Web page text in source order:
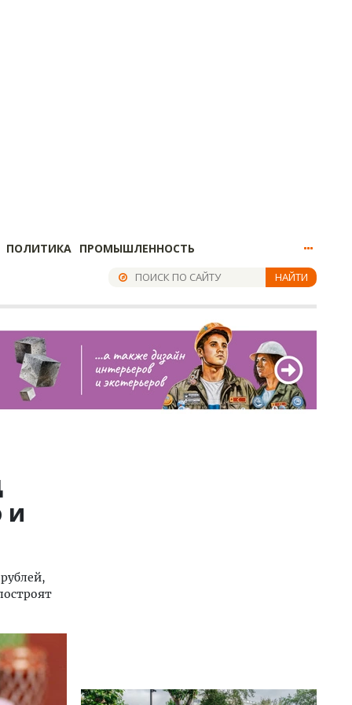
ПОЛИТИКА ПРОМЫШЛЕННОСТЬ
НАЙТИ
и